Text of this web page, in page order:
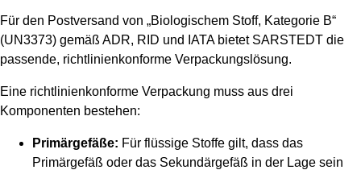
Für den Postversand von „Biologischem Stoff, Kategorie B“
(UN3373) gemäß ADR, RID und IATA bietet SARSTEDT die
passende, richtlinienkonforme Verpackungslösung.
Eine richtlinienkonforme Verpackung muss aus drei
Komponenten bestehen:
Primärgefäße: Für flüssige Stoffe gilt, dass das
Primärgefäß oder das Sekundärgefäß in der Lage sein